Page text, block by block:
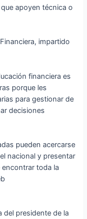
apoyen técnica o
impartido
financiera es
porque les
para gestionar de
decisiones
pueden acercarse
nacional y presentar
toda la
del presidente de la